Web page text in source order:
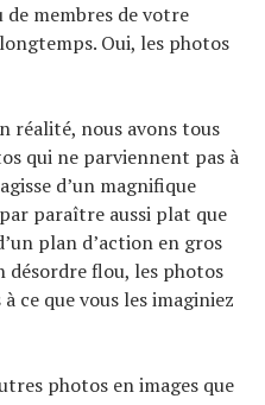
membres de votre
Oui, les photos
réalité, nous avons tous
qui ne parviennent pas à
d’un magnifique
paraître aussi plat que
plan d’action en gros
désordre flou, les photos
ce que vous les imaginiez
photos en images que